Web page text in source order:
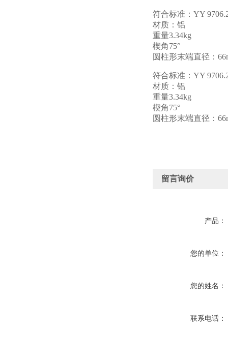
符合标准：YY
材质：铝
重量3.34kg
楔角75°
圆柱形末端直径：
符合标准：YY
材质：铝
重量3.34kg
楔角75°
圆柱形末端直径：
留言询价
产品：
您的单位：
您的姓名：
联系电话：